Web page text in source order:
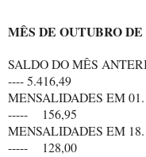
MÊS DE OUTUBRO DE
SALDO DO MÊS
---- 5.416,49
MENSALIDADES EM
----- 156,95
MENSALIDADES EM
----- 128,00